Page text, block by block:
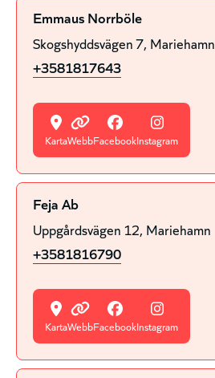
Emmaus Norrböle
Skogshyddsvägen 7 Mariehamn
+3581817643
KartaWebbFacebookInstagram
Feja Ab
Uppgårdsvägen 12 Mariehamn
+3581816790
KartaWebbFacebookInstagram